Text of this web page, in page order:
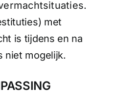
met
is tijdens en na
niet mogelijk.